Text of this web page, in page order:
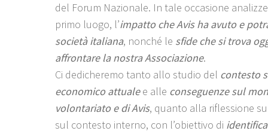
del Forum Nazionale. In tale occasione
primo luogo, l’impatto che Avis ha avuto e
società italiana, nonché le sfide che si trova
affrontare la nostra Associazione.
Ci dedicheremo tanto allo studio del contesto
economico attualee alle conseguenze sul
volontariato e di Avis, quanto alla riflessione
sul contesto interno, con l’obiettivo di